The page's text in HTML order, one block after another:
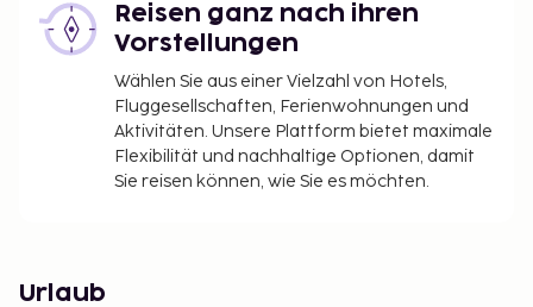
Reisen ganz nach ihren
Vorstellungen
Wählen Sie aus einer Vielzahl von Hotels,
Fluggesellschaften, Ferienwohnungen und
Aktivitäten. Unsere Plattform bietet maximale
Flexibilität und nachhaltige Optionen, damit
Sie reisen können, wie Sie es möchten.
Urlaub